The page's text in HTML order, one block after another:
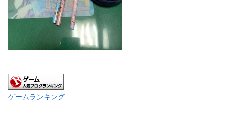
ゲームランキング